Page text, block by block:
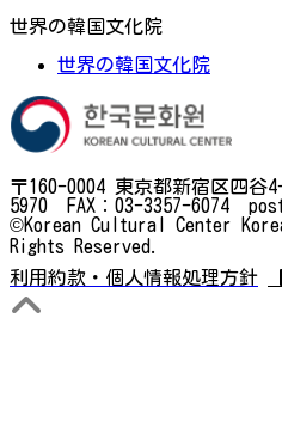
世界の韓国文化院
世界の韓国文化院
〒160-0004 東京都新宿区四谷
5970 FAX：03-3357-6074
©Korean Cultural Center
Rights Reserved.
利用約款・個人情報処理方針